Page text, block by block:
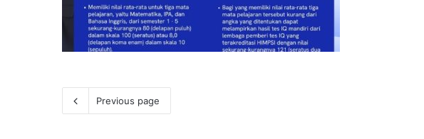
Previous page